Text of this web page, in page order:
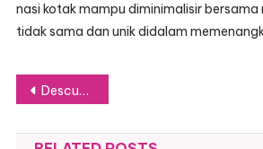
nasi kotak mampu diminimalisir
tidak sama dan unik didalam
Post
navigation
Descubra as Funcionalidades do Site 1 Ofício do Registro Civil